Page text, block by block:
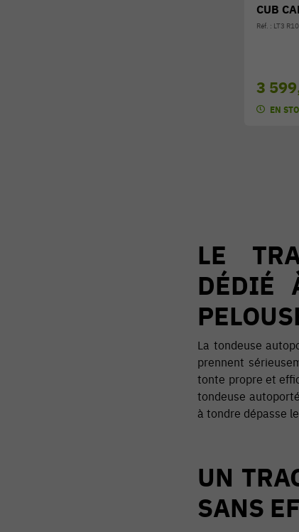
CUB
Réf. : LT3
3
EN
LE
DÉDIÉ
La tondeuse
prennent
tonte propre et
tondeuse
à tondre dépasse
UN
SANS